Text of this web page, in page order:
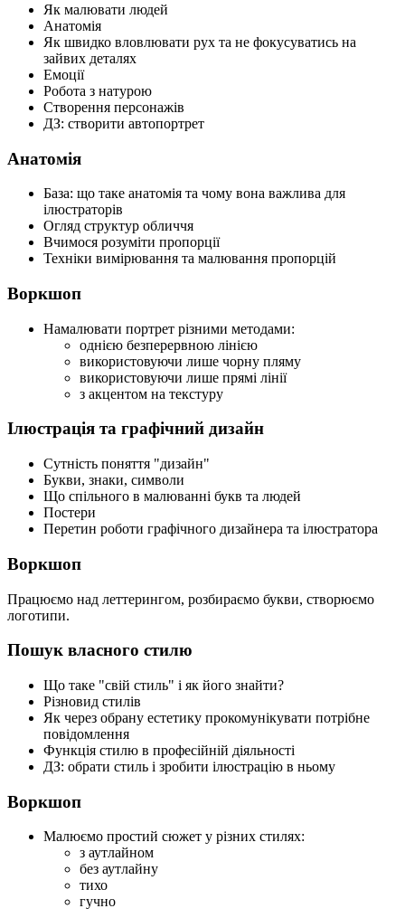
Як малювати людей
Анатомія
Як швидко вловлювати рух та не фокусуватись на
зайвих деталях
Емоції
Робота з натурою
Створення персонажів
ДЗ: створити автопортрет
Анатомія
База: що таке анатомія та чому вона важлива для
ілюстраторів
Огляд структур обличчя
Вчимося розуміти пропорції
Техніки вимірювання та малювання пропорцій
Воркшоп
Намалювати портрет різними методами:
однією безперервною лінією
використовуючи лише чорну пляму
використовуючи лише прямі лінії
з акцентом на текстуру
Ілюстрація та графічний дизайн
Сутність поняття "дизайн"
Букви, знаки, символи
Що спільного в малюванні букв та людей
Постери
Перетин роботи графічного дизайнера та ілюстратора
Воркшоп
Працюємо над леттерингом, розбираємо букви, створюємо
логотипи.
Пошук власного стилю
Що таке "свій стиль" і як його знайти?
Різновид стилів
Як через обрану естетику прокомунікувати потрібне
повідомлення
Функція стилю в професійній діяльності
ДЗ: обрати стиль і зробити ілюстрацію в ньому
Воркшоп
Малюємо простий сюжет у різних стилях:
з аутлайном
без аутлайну
тихо
гучно